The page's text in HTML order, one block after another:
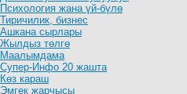
Психология жана үй-бүлө
Тиричилик, бизнес
Ашкана сырлары
Жылдыз төлгө
Маалымдама
Супер-Инфо 20 жашта
Көз караш
Эмгек жарчысы